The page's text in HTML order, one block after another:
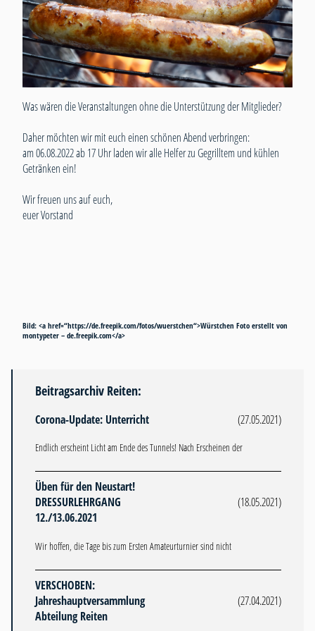
Was wären die Veranstaltungen ohne die Unterstützung der Mitglieder?
Daher möchten wir mit euch einen schönen Abend verbringen:
am 06.08.2022 ab 17 Uhr laden wir alle Helfer zu Gegrilltem und kühlen
Getränken ein!
Wir freuen uns auf euch,
euer Vorstand
Bild: <a href=“https://de.freepik.com/fotos/wuerstchen“>Würstchen Foto erstellt von
montypeter – de.freepik.com</a>
Beitragsarchiv Reiten:
Corona-Update: Unterricht (27.05.2021)
Endlich erscheint Licht am Ende des Tunnels! Nach Erscheinen der
Üben für den Neustart!
DRESSURLEHRGANG
12./13.06.2021
(18.05.2021)
Wir hoffen, die Tage bis zum Ersten Amateurturnier sind nicht
VERSCHOBEN:
Jahreshauptversammlung
Abteilung Reiten
(27.04.2021)